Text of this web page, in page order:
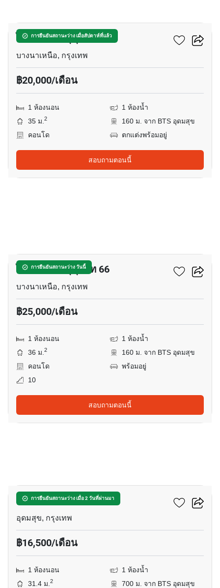
การยืนยันสถานะว่าง เมื่อสัปดาห์ที่แล้ว
ไอดีโอโมบิ สุขุมวิท 66
บางนาเหนือ, กรุงเทพ
฿20,000/เดือน
1 ห้องนอน
1 ห้องน้ำ
35 ม.2
160 ม. จาก BTS อุดมสุข
คอนโด
ตกแต่งพร้อมอยู่
สอบถามตอนนี้
การยืนยันสถานะว่าง วันนี้
ไอดีโอโมบิ สุขุมวิท 66
บางนาเหนือ, กรุงเทพ
฿25,000/เดือน
1 ห้องนอน
1 ห้องน้ำ
36 ม.2
160 ม. จาก BTS อุดมสุข
คอนโด
พร้อมอยู่
10
สอบถามตอนนี้
การยืนยันสถานะว่าง เมื่อ 2 วันที่ผ่านมา
เอลลิโอ เดล เนสท์
อุดมสุข, กรุงเทพ
฿16,500/เดือน
1 ห้องนอน
1 ห้องน้ำ
31.4 ม.2
700 ม. จาก BTS อุดมสุข